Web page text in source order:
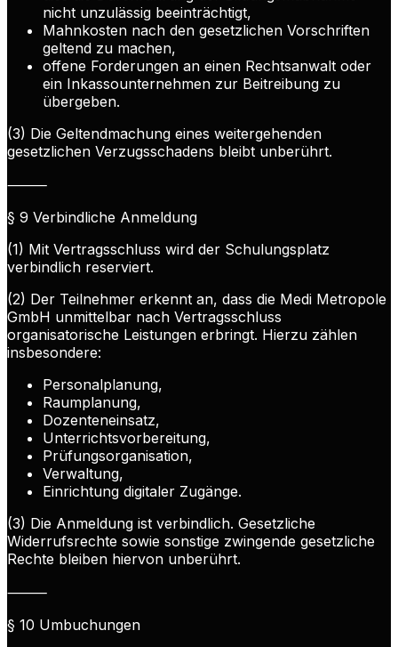
nicht unzulässig beeinträchtigt,
Mahnkosten nach den gesetzlichen Vorschriften
geltend zu machen,
offene Forderungen an einen Rechtsanwalt oder
ein Inkassounternehmen zur Beitreibung zu
übergeben.
(3) Die Geltendmachung eines weitergehenden
gesetzlichen Verzugsschadens bleibt unberührt.
⸻
§ 9 Verbindliche Anmeldung
(1) Mit Vertragsschluss wird der Schulungsplatz
verbindlich reserviert.
(2) Der Teilnehmer erkennt an, dass die Medi Metropole
GmbH unmittelbar nach Vertragsschluss
organisatorische Leistungen erbringt. Hierzu zählen
insbesondere:
Personalplanung,
Raumplanung,
Dozenteneinsatz,
Unterrichtsvorbereitung,
Prüfungsorganisation,
Verwaltung,
Einrichtung digitaler Zugänge.
(3) Die Anmeldung ist verbindlich. Gesetzliche
Widerrufsrechte sowie sonstige zwingende gesetzliche
Rechte bleiben hiervon unberührt.
⸻
§ 10 Umbuchungen